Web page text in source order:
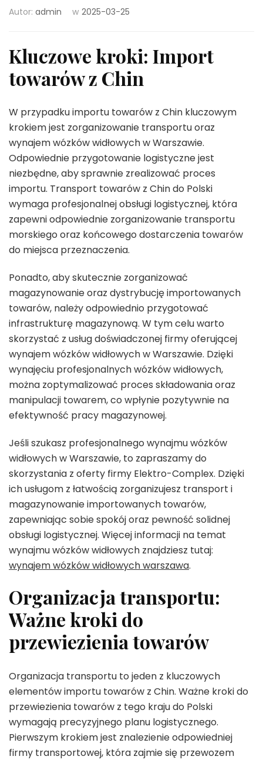
Autor: admin w 2025-03-25
Kluczowe kroki: Import
towarów z Chin
W przypadku importu towarów z Chin kluczowym
krokiem jest zorganizowanie transportu oraz
wynajem wózków widłowych w Warszawie.
Odpowiednie przygotowanie logistyczne jest
niezbędne, aby sprawnie zrealizować proces
importu. Transport towarów z Chin do Polski
wymaga profesjonalnej obsługi logistycznej, która
zapewni odpowiednie zorganizowanie transportu
morskiego oraz końcowego dostarczenia towarów
do miejsca przeznaczenia.
Ponadto, aby skutecznie zorganizować
magazynowanie oraz dystrybucję importowanych
towarów, należy odpowiednio przygotować
infrastrukturę magazynową. W tym celu warto
skorzystać z usług doświadczonej firmy oferującej
wynajem wózków widłowych w Warszawie. Dzięki
wynajęciu profesjonalnych wózków widłowych,
można zoptymalizować proces składowania oraz
manipulacji towarem, co wpłynie pozytywnie na
efektywność pracy magazynowej.
Jeśli szukasz profesjonalnego wynajmu wózków
widłowych w Warszawie, to zapraszamy do
skorzystania z oferty firmy Elektro-Complex. Dzięki
ich usługom z łatwością zorganizujesz transport i
magazynowanie importowanych towarów,
zapewniając sobie spokój oraz pewność solidnej
obsługi logistycznej. Więcej informacji na temat
wynajmu wózków widłowych znajdziesz tutaj:
wynajem wózków widłowych warszawa.
Organizacja transportu:
Ważne kroki do
przewiezienia towarów
Organizacja transportu to jeden z kluczowych
elementów importu towarów z Chin. Ważne kroki do
przewiezienia towarów z tego kraju do Polski
wymagają precyzyjnego planu logistycznego.
Pierwszym krokiem jest znalezienie odpowiedniej
firmy transportowej, która zajmie się przewozem